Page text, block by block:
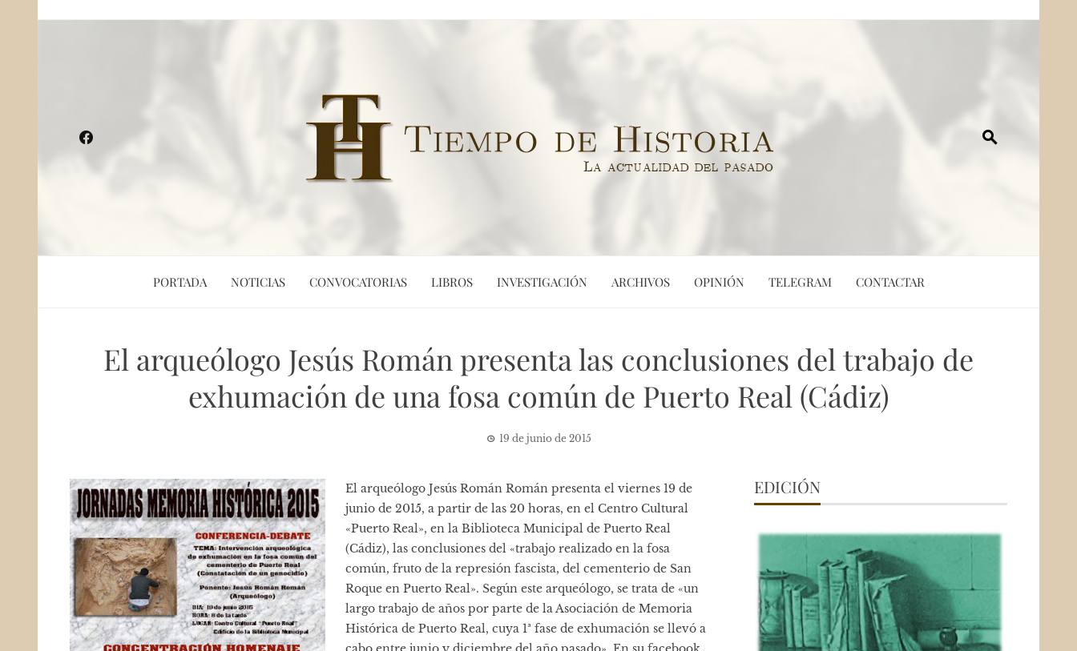
PORTADA NOTICIAS CONVOCATORIAS LIBROS INVESTIGACIÓN ARCHIVOS OPINIÓN TELEGRAM CONTACTAR
El arqueólogo Jesús Román presenta las conclusiones del trabajo de
exhumación de una fosa común de Puerto Real (Cádiz)
19 de junio de 2015
El arqueólogo Jesús Román Román presenta el viernes 19 de
junio de 2015, a partir de las 20 horas, en el Centro Cultural
«Puerto Real», en la Biblioteca Municipal de Puerto Real
(Cádiz), las conclusiones del «trabajo realizado en la fosa
común, fruto de la represión fascista, del cementerio de San
Roque en Puerto Real». Según este arqueólogo, se trata de «un
largo trabajo de años por parte de la Asociación de Memoria
Histórica de Puerto Real, cuya 1ª fase de exhumación se llevó a
EDICIÓN